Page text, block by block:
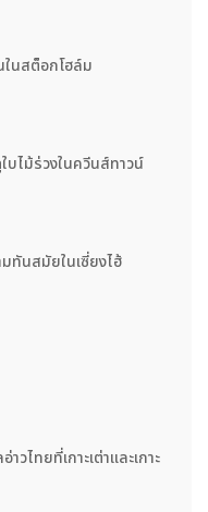
ในสต็อกโฮล์ม
ไม้ร่วงในควีนส์ทาวน์
ทันสมัยในเซี่ยงไฮ้
วไทยที่เกาะเต่าและเกาะ